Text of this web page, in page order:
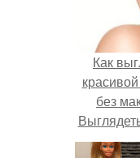
Как
без
без